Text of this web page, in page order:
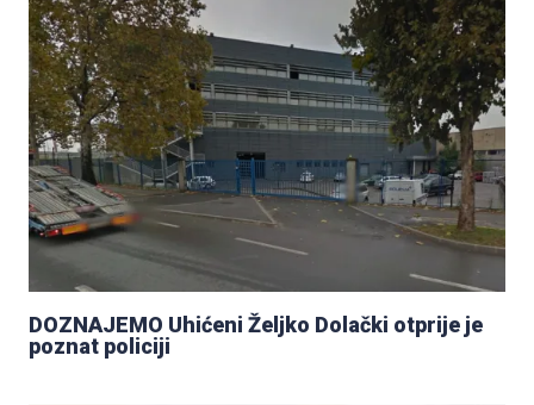
DOZNAJEMO Uhićeni Željko Dolački otprije je
poznat policiji